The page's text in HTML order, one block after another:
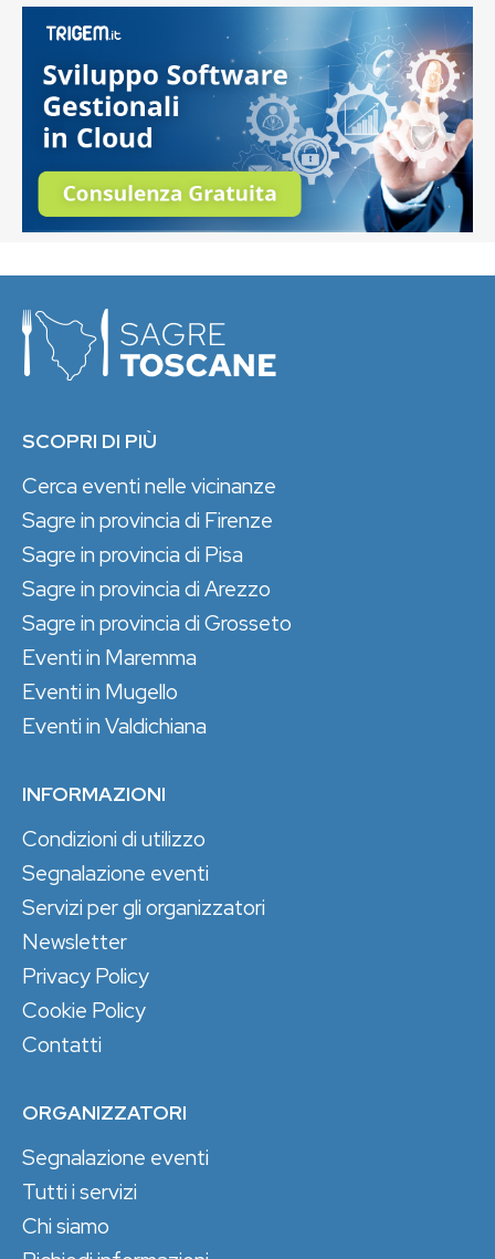
SCOPRI DI PIÙ
Cerca eventi nelle vicinanze
Sagre in provincia di Firenze
Sagre in provincia di Pisa
Sagre in provincia di Arezzo
Sagre in provincia di Grosseto
Eventi in Maremma
Eventi in Mugello
Eventi in Valdichiana
INFORMAZIONI
Condizioni di utilizzo
Segnalazione eventi
Servizi per gli organizzatori
Newsletter
Privacy Policy
Cookie Policy
Contatti
ORGANIZZATORI
Segnalazione eventi
Tutti i servizi
Chi siamo